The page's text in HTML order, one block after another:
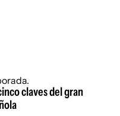
claves del gran